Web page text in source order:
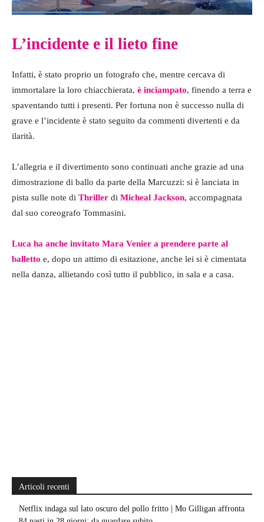
L’incidente e il lieto fine
Infatti, è stato proprio un fotografo che, mentre cercava di
immortalare la loro chiacchierata, è inciampato, finendo a terra e
spaventando tutti i presenti. Per fortuna non è successo nulla di
grave e l’incidente è stato seguito da commenti divertenti e da
ilarità.
L’allegria e il divertimento sono continuati anche grazie ad una
dimostrazione di ballo da parte della Marcuzzi: si è lanciata in
pista sulle note di Thriller di Micheal Jackson, accompagnata
dal suo coreografo Tommasini.
Luca ha anche invitato Mara Venier a prendere parte al
balletto e, dopo un attimo di esitazione, anche lei si è cimentata
nella danza, allietando così tutto il pubblico, in sala e a casa.
Articoli recenti
Netflix indaga sul lato oscuro del pollo fritto | Mo Gilligan affronta